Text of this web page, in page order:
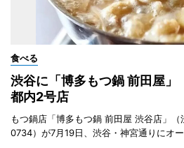
食べる
渋谷に「博多もつ鍋 前田屋
都内2号店
もつ鍋店「博多もつ鍋 前田屋 渋谷店」
0734）が7月19日、渋谷・神宮通りにオー